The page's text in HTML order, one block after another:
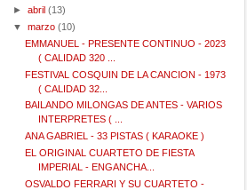
►abril (13)
▼marzo (10)
EMMANUEL - PRESENTE CONTINUO - 2023
( CALIDAD 320 ...
FESTIVAL COSQUIN DE LA CANCION - 1973
( CALIDAD 32...
BAILANDO MILONGAS DE ANTES - VARIOS
INTERPRETES ( ...
ANA GABRIEL - 33 PISTAS ( KARAOKE )
EL ORIGINAL CUARTETO DE FIESTA
IMPERIAL - ENGANCHA...
OSVALDO FERRARI Y SU CUARTETO -